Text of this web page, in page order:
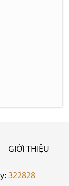
GIỚI THIỆU
322828